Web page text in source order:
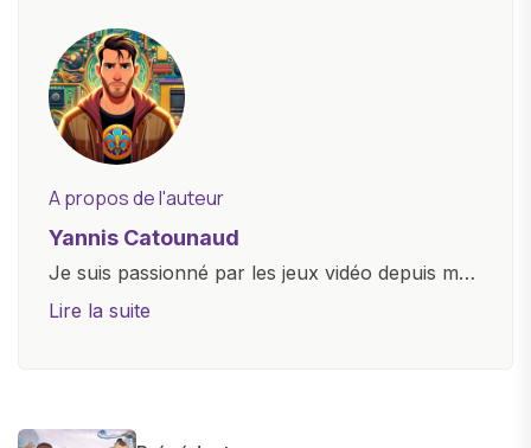
A propos de l'auteur
Yannis Catounaud
Je suis passionné par les jeux vidéo depuis mon
plus jeune âge. Mon amour pour l'univers
et bien d'autres gadgets technologiques. Armé
Lire la suite